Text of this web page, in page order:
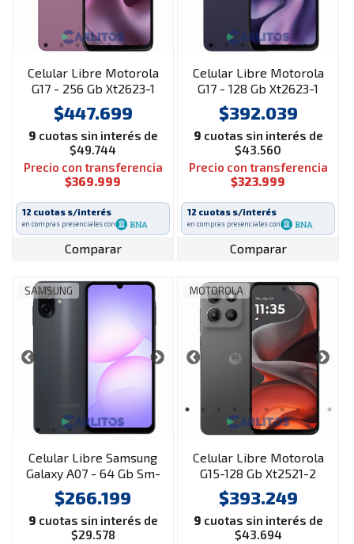
Celular Libre Motorola
G17 - 256 Gb Xt2623-1
Rosa
$447.699
9 cuotas sin interés de
$49.744
Precio con transferencia
$369.999
12 cuotas s/interés
en compras presenciales con
Comparar
Celular Libre Motorola
G17 - 128 Gb Xt2623-1
Violeta
$392.039
9 cuotas sin interés de
$43.560
Precio con transferencia
$323.999
12 cuotas s/interés
en compras presenciales con
Comparar
SAMSUNG
Celular Libre Samsung
Galaxy A07 - 64 Gb Sm-
a075mzkaaro Negro
$266.199
9 cuotas sin interés de
$29.578
MOTOROLA
Celular Libre Motorola
G15-128 Gb Xt2521-2
Gris
$393.249
9 cuotas sin interés de
$43.694